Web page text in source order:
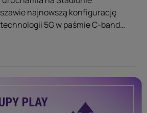
najnowszą konfigurację
5G w paśmie C-band
...